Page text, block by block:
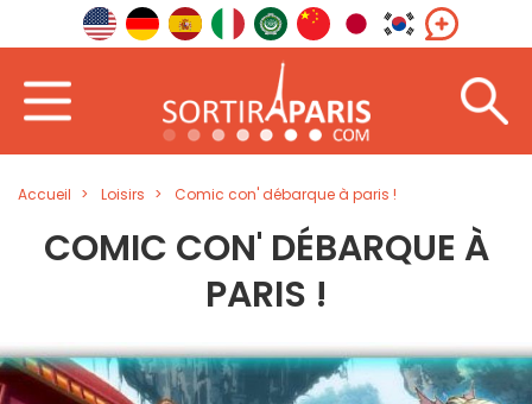
Accueil Loisirs Comic con' débarque à paris !
COMIC CON' DÉBARQUE À
PARIS !